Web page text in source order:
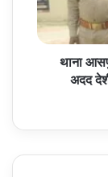
अदद
देशी
तमंचा
थाना
अदद